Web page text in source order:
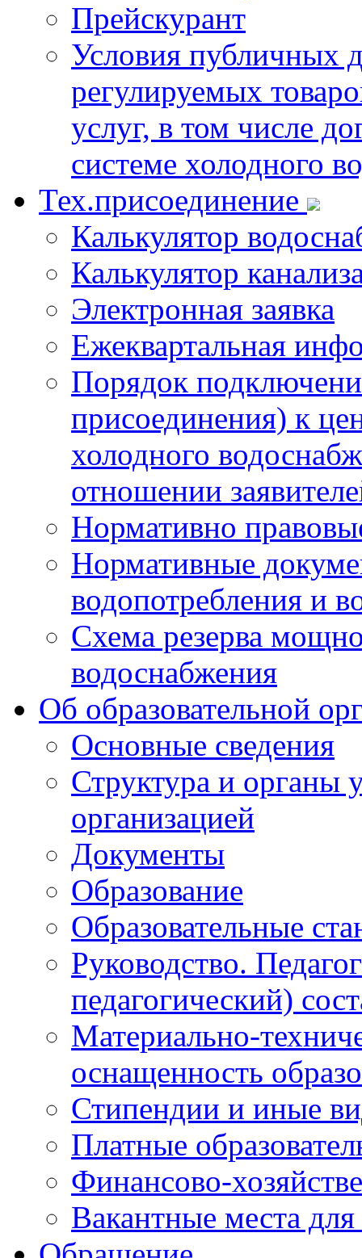
Прейскурант
Условия публичных
регулируемых
услуг, в том числе
системе холодного
Тех.присоединение
Калькулятор
Калькулятор
Электронная заявка
Ежеквартальная
Порядок
присоединения) к
холодного
отношении
Нормативно
Нормативные
водопотребления и
Схема резерва
водоснабжения
Об образовательной
Основные сведения
Структура и органы
организацией
Документы
Образование
Образовательные
Руководство.
педагогический)
Материально-
оснащенность
Стипендии и иные
Платные
Финансово-
Вакантные места